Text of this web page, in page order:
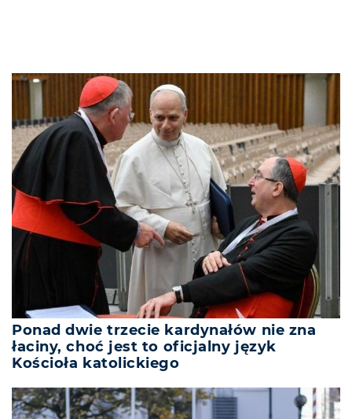
Ponad dwie trzecie kardynałów nie zna
łaciny, choć jest to oficjalny język
Kościoła katolickiego